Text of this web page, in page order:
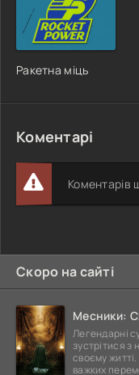
Ракетна міць
Коментарі
Коментарів
Скоро на сайті
Месники:
Легендарні
зустрітися
своєму
важких